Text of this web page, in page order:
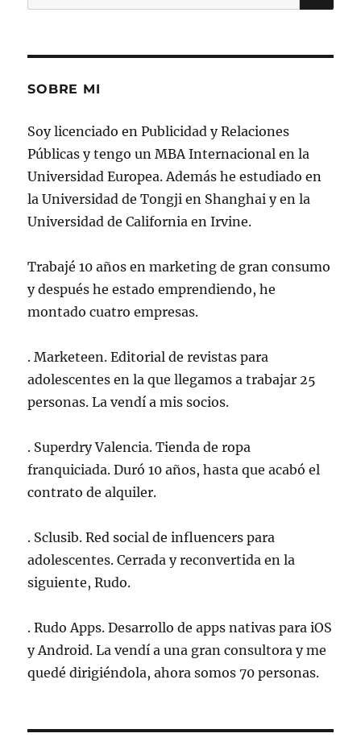
por:
SOBRE MI
Soy licenciado en Publicidad y Relaciones
Públicas y tengo un MBA Internacional en la
Universidad Europea. Además he estudiado en
la Universidad de Tongji en Shanghai y en la
Universidad de California en Irvine.
Trabajé 10 años en marketing de gran consumo
y después he estado emprendiendo, he
montado cuatro empresas.
. Marketeen. Editorial de revistas para
adolescentes en la que llegamos a trabajar 25
personas. La vendí a mis socios.
. Superdry Valencia. Tienda de ropa
franquiciada. Duró 10 años, hasta que acabó el
contrato de alquiler.
. Sclusib. Red social de influencers para
adolescentes. Cerrada y reconvertida en la
siguiente, Rudo.
. Rudo Apps. Desarrollo de apps nativas para iOS
y Android. La vendí a una gran consultora y me
quedé dirigiéndola, ahora somos 70 personas.